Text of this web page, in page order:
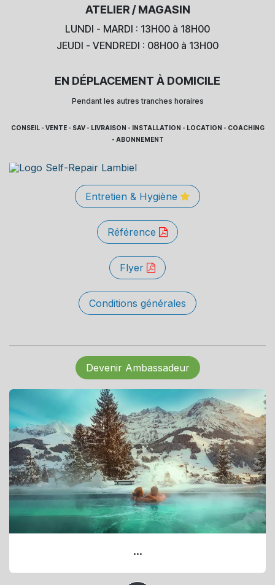
ATELIER / MAGASIN
LUNDI - MARDI : 13H00 à 18H00
JEUDI - VENDREDI : 08H00 à 13H00
EN DÉPLACEMENT À DOMICILE
Pendant les autres tranches horaires
CONSEIL - VENTE - SAV - LIVRAISON - INSTALLATION - LOCATION - COACHING
- ABONNEMENT
Entretien & Hygiène
Référence
Flyer
Conditions générales
Devenir Ambassadeur
...